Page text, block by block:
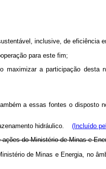
inclusive, de eficiência
para este fim;
a participação desta
a essas fontes o disposto
hidráulico. (Incluído
do Ministério de Minas e
de Minas e Energia, no